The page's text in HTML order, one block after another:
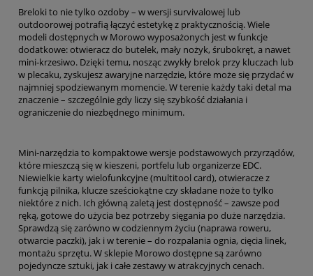
Breloki to nie tylko ozdoby – w wersji survivalowej lub
outdoorowej potrafią łączyć estetykę z praktycznością. Wiele
modeli dostępnych w Morowo wyposażonych jest w funkcje
dodatkowe: otwieracz do butelek, mały nożyk, śrubokręt, a nawet
mini‑krzesiwo. Dzięki temu, nosząc zwykły brelok przy kluczach lub
w plecaku, zyskujesz awaryjne narzędzie, które może się przydać w
najmniej spodziewanym momencie. W terenie każdy taki detal ma
znaczenie – szczególnie gdy liczy się szybkość działania i
ograniczenie do niezbędnego minimum.
Mini-narzędzia to kompaktowe wersje podstawowych przyrządów,
które mieszczą się w kieszeni, portfelu lub organizerze EDC.
Niewielkie karty wielofunkcyjne (multitool card), otwieracze z
funkcją pilnika, klucze sześciokątne czy składane noże to tylko
niektóre z nich. Ich główną zaletą jest dostępność – zawsze pod
ręką, gotowe do użycia bez potrzeby sięgania po duże narzędzia.
Sprawdzą się zarówno w codziennym życiu (naprawa roweru,
otwarcie paczki), jak i w terenie – do rozpalania ognia, cięcia linek,
montażu sprzętu. W sklepie Morowo dostępne są zarówno
pojedyncze sztuki, jak i całe zestawy w atrakcyjnych cenach.